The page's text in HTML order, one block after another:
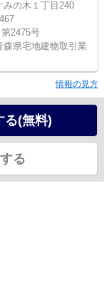
みの木１丁目240
2475号
森県宅地建物取引業
情報の見方
る(無料)
る